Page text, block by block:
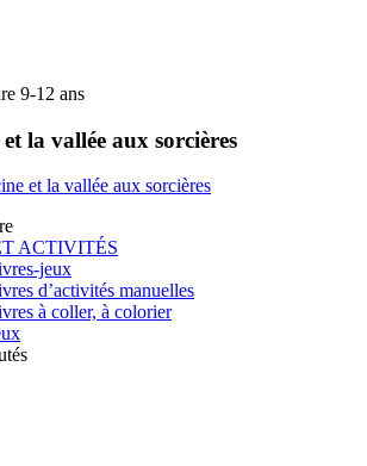
9-12 ans
la vallée aux sorcières
et la vallée aux sorcières
ACTIVITÉS
jeux
d’activités manuelles
à coller, à colorier